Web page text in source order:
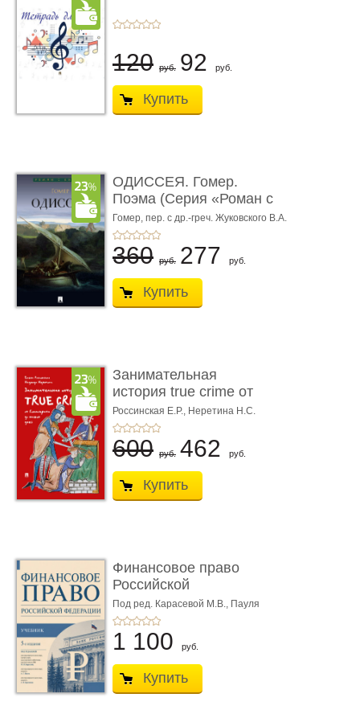
120 руб. 92 руб.
Купить
ОДИССЕЯ. Гомер.
Поэма (Серия «Роман с
книгой»)
Гомер, пер. с др.-греч. Жуковского В.А.
360 руб. 277 руб.
Купить
Занимательная
история true crime от
Гиппократа до � ...
Россинская Е.Р., Неретина Н.С.
600 руб. 462 руб.
Купить
Финансовое право
Российской
Федерации. 5-е изд�
...
Под ред. Карасевой М.В., Пауля
А.Г., Красюкова А.В.
1 100 руб.
Купить